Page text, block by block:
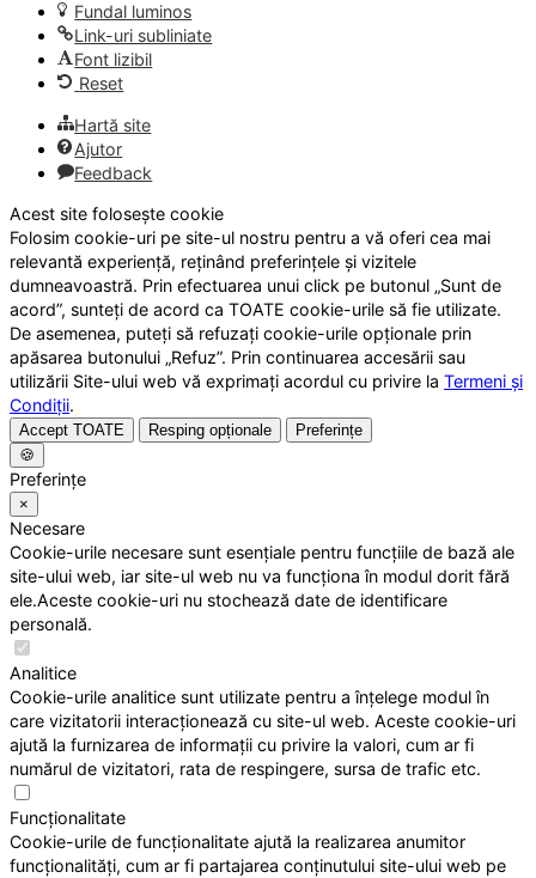
Fundal luminos
Link-uri subliniate
Font lizibil
Reset
Hartă site
Ajutor
Feedback
Acest site folosește cookie
Folosim cookie-uri pe site-ul nostru pentru a vă oferi cea mai
relevantă experiență, reținând preferințele și vizitele
dumneavoastră. Prin efectuarea unui click pe butonul „Sunt de
acord”, sunteți de acord ca TOATE cookie-urile să fie utilizate.
De asemenea, puteți să refuzați cookie-urile opționale prin
apăsarea butonului „Refuz”. Prin continuarea accesării sau
utilizării Site-ului web vă exprimați acordul cu privire la Termeni și
Condiții.
Accept TOATE Resping opționale
Preferințe
🍪
Preferințe
×
Necesare
Cookie-urile necesare sunt esențiale pentru funcțiile de bază ale
site-ului web, iar site-ul web nu va funcționa în modul dorit fără
ele.Aceste cookie-uri nu stochează date de identificare
personală.
Analitice
Cookie-urile analitice sunt utilizate pentru a înțelege modul în
care vizitatorii interacționează cu site-ul web. Aceste cookie-uri
ajută la furnizarea de informații cu privire la valori, cum ar fi
numărul de vizitatori, rata de respingere, sursa de trafic etc.
Funcționalitate
Cookie-urile de funcționalitate ajută la realizarea anumitor
funcționalități, cum ar fi partajarea conținutului site-ului web pe